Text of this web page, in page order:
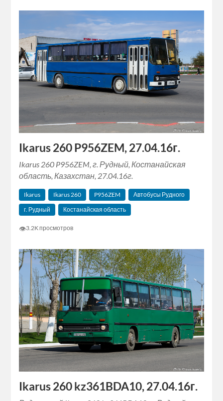
Ikarus 260 P956ZEM, 27.04.16г.
Ikarus 260 P956ZEM, г. Рудный, Костанайская
область, Казахстан, 27.04.16г.
Ikarus Ikarus 260 P956ZEM
Автобусы Рудного
г. Рудный
Костанайская область
👁3.2K просмотров
Ikarus 260 kz361BDA10, 27.04.16г.